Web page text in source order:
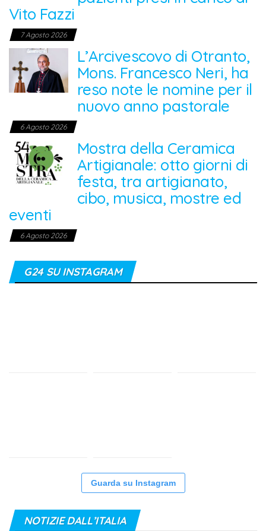
Vito Fazzi
7 Agosto 2026
L’Arcivescovo di Otranto,
Mons. Francesco Neri, ha
reso note le nomine per il
nuovo anno pastorale
6 Agosto 2026
Mostra della Ceramica
Artigianale: otto giorni di
festa, tra artigianato,
cibo, musica, mostre ed
eventi
6 Agosto 2026
G24 SU INSTAGRAM
Guarda su Instagram
NOTIZIE DALL’ITALIA